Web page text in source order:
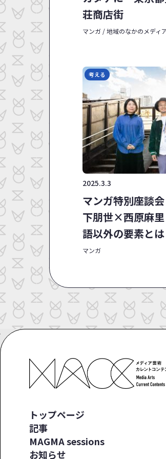
荘商店街
マンガ / 地域のなかのメディ
考える
2025.3.3
マンガ特別座談
下朋世×西原麻
語以外の要素とは
マンガ
トップページ
記事
MAGMA sessions
お知らせ